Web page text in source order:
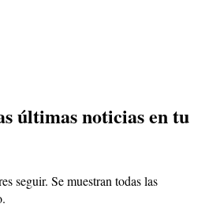
últimas noticias en tu
seguir. Se muestran todas las